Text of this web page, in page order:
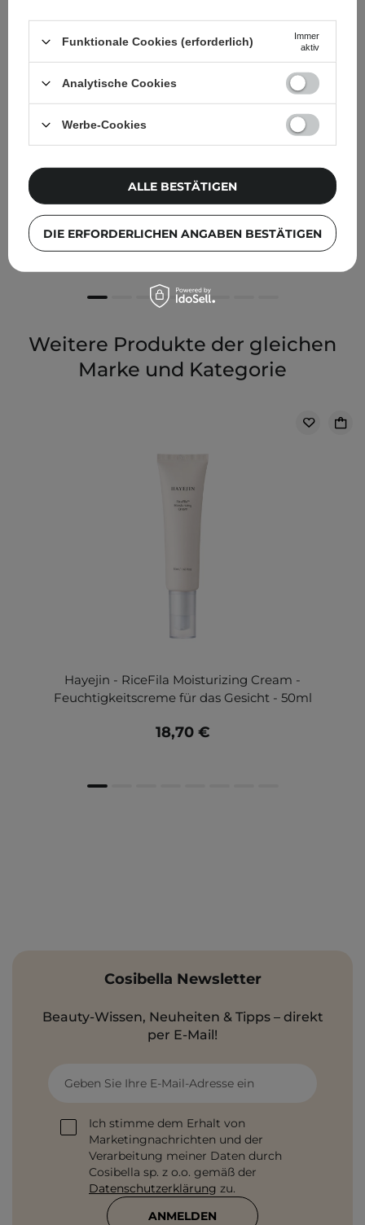
Round Lab - Pine Calming Cica Pad - Glättende und
lindernde Gesichtspads - 50 Stk.
15,95 €
Weitere Produkte der gleichen
Marke und Kategorie
Hayejin - RiceFila Moisturizing Cream -
Feuchtigkeitscreme für das Gesicht - 50ml
18,70 €
Cosibella Newsletter
Beauty-Wissen, Neuheiten & Tipps – direkt
per E-Mail!
Geben Sie Ihre E-Mail-Adresse ein
Ich stimme dem Erhalt von
Marketingnachrichten und der
Verarbeitung meiner Daten durch
Cosibella sp. z o.o. gemäß der
Datenschutzerklärung zu.
ANMELDEN
Funktionale Cookies (erforderlich)
Immer
aktiv
Analytische Cookies
Werbe-Cookies
DIE ERFORDERLICHEN ANGABEN BESTÄTIGEN
ALLE BESTÄTIGEN